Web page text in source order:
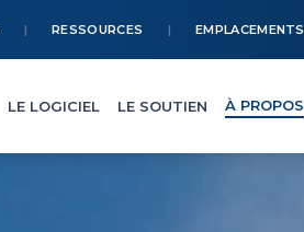
RESSOURCES EMPLACEMENTS
LE LOGICIEL LE SOUTIEN À PROPOS